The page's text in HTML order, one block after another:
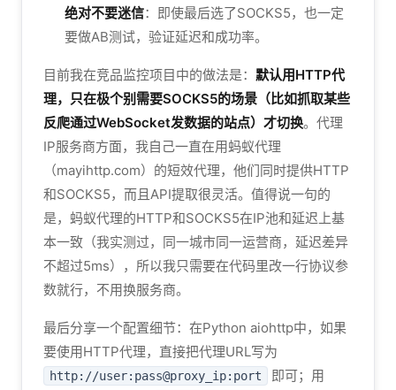
绝对不要迷信：即使最后选了SOCKS5，也一定
要做AB测试，验证延迟和成功率。
目前我在竞品监控项目中的做法是： 默认用HTTP代
理，只在极个别需要SOCKS5的场景（比如抓取某些
反爬通过WebSocket发数据的站点）才切换。代理
IP服务商方面，我自己一直在用蚂蚁代理
（mayihttp.com）的短效代理，他们同时提供HTTP
和SOCKS5，而且API提取很灵活。值得说一句的
是，蚂蚁代理的HTTP和SOCKS5在IP池和延迟上基
本一致（我实测过，同一城市同一运营商，延迟差异
不超过5ms），所以我只需要在代码里改一行协议参
数就行，不用换服务商。
最后分享一个配置细节：在Python aiohttp中，如果
要使用HTTP代理，直接把代理URL写为
http://user:pass@proxy_ip:port
即可；用